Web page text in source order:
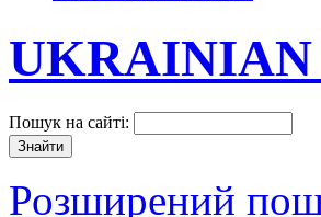
UKRAINIAN
Пошук на сайті:
Розширений